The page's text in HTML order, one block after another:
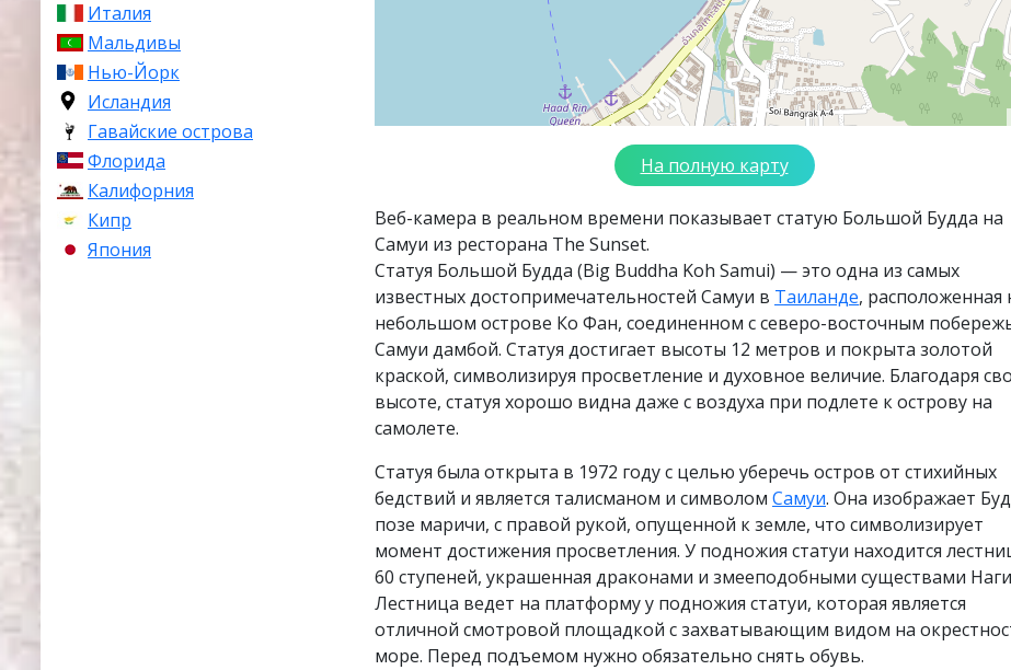
Италия
Мальдивы
Нью-Йорк
Исландия
Гавайские острова
Флорида
Калифорния
Кипр
Япония
На полную карту
Веб-камера в реальном времени показывает статую Большой Будда на
Самуи из ресторана The Sunset.
Статуя Большой Будда (Big Buddha Koh Samui) — это одна из самых
известных достопримечательностей Самуи в Таиланде, расположенная
небольшом острове Ко Фан, соединенном с северо-восточным
Самуи дамбой. Статуя достигает высоты 12 метров и покрыта золотой
краской, символизируя просветление и духовное величие. Благодаря
высоте, статуя хорошо видна даже с воздуха при подлете к острову​ на
самолете.
Статуя была открыта в 1972 году с целью уберечь остров от стихийных
бедствий и является талисманом и символом Самуи. Она изображает
позе маричи, с правой рукой, опущенной к земле, что символизирует
момент достижения просветления. У подножия статуи находится
60 ступеней, украшенная драконами и змееподобными существами
Лестница ведет на платформу у подножия статуи, которая является
отличной смотровой площадкой с захватывающим видом на
море. Перед подъемом нужно обязательно снять обувь.